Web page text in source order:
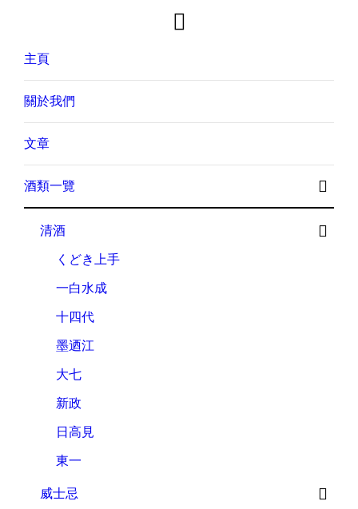
主頁
關於我們
文章
酒類一覽
清酒
くどき上手
一白水成
十四代
墨迺江
大七
新政
日高見
東一
威士忌